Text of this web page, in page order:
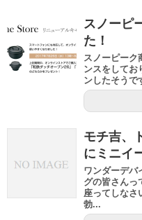
スノーピ
た！
スノーピーク
ンスをしてお
ンしたそう
モチ吉、
にミニイ
ワンダーデバ
グの皆さんっ
座ってしなさ
勃...